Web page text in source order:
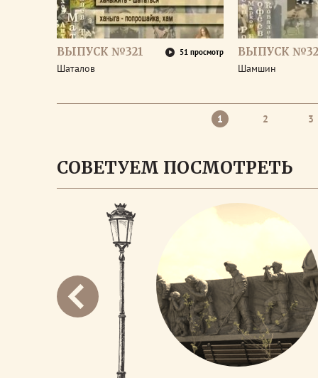
ВЫПУСК №321 51 просмотр
Шаталов
ВЫПУСК
Шамшин
1 2 3
СОВЕТУЕМ ПОСМОТРЕТЬ